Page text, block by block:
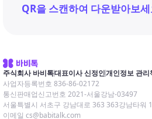
QR을 스캔하여 다운받아보세
주식회사 바비톡대표이사 신정인개인정보 관리
사업자등록번호 836-86-02172
통신판매업신고번호 2021-서울강남-03497
서울특별시 서초구 강남대로 363 363강남타워
이메일 cs@babitalk.com